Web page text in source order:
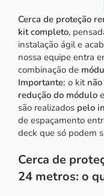
Cerca de proteção
kit completo,
instalação ágil e
nossa equipe entra
combinação de
Importante: o kit
redução do módulo
são realizados pelo
de espaçamento
deck que só podem
Cerca de
24 metros: o